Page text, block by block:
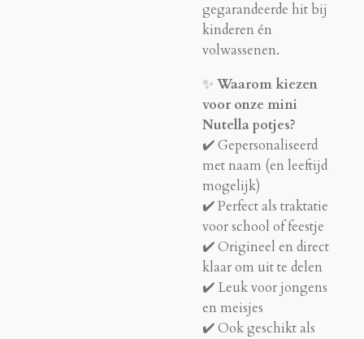
gegarandeerde hit bij
kinderen én
volwassenen.
✨ Waarom kiezen
voor onze mini
Nutella potjes?
✔️ Gepersonaliseerd
met naam (en leeftijd
mogelijk)
✔️ Perfect als traktatie
voor school of feestje
✔️ Origineel en direct
klaar om uit te delen
✔️ Leuk voor jongens
en meisjes
✔️ Ook geschikt als